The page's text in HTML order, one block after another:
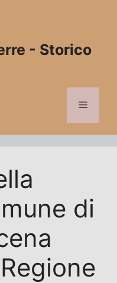
- Storico
Menu
di